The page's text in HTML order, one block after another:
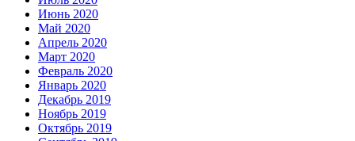
Июнь 2020
Май 2020
Апрель 2020
Март 2020
Февраль 2020
Январь 2020
Декабрь 2019
Ноябрь 2019
Октябрь 2019